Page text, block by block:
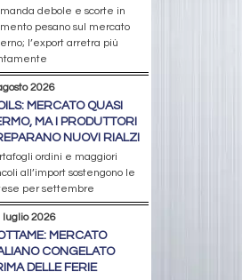
debole e scorte in
pesano sul mercato
l’export arretra più
2026
MERCATO QUASI
MA I PRODUTTORI
NUOVI RIALZI
ordini e maggiori
all’import sostengono le
per settembre
luglio 2026
MERCATO
CONGELATO
DELLE FERIE